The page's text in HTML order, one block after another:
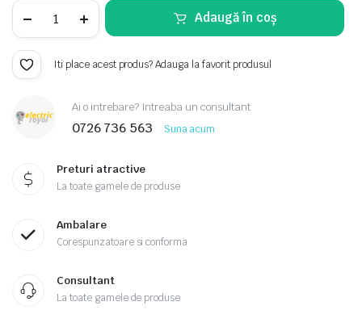
Tartu
quantity
Adaugă în coș
Iti place acest produs? Adauga la favorit produsul
Ai o intrebare? Intreaba un consultant
0726 736 563 Suna acum
Preturi atractive
La toate gamele de produse
Ambalare
Corespunzatoare si conforma
Consultant
La toate gamele de produse